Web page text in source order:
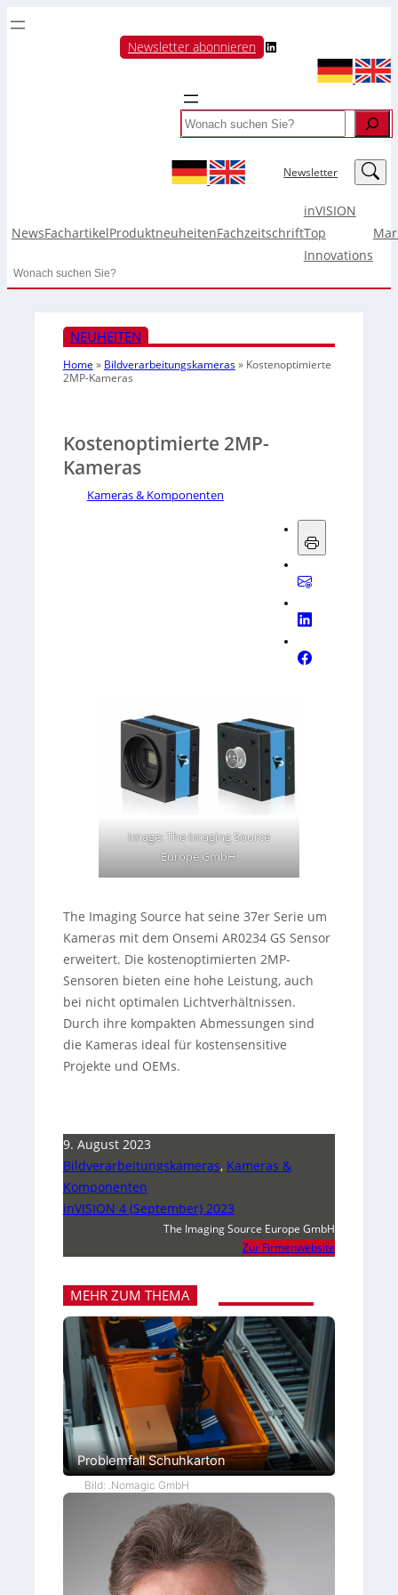
Newsletter abonnieren LinkedIn
Search
Newsletter LinkedIn
NewsFachartikelProduktneuheitenFachzeitschrift
inVISION
Top
Innovations
Search
NEUHEITEN
Home » Bildverarbeitungskameras» Kostenoptimierte
2MP-Kameras
Kostenoptimierte 2MP-
Kameras
Kameras & Komponenten
Image: The Imaging Source
Europe GmbH
The Imaging Source hat seine 37er Serie um
Kameras mit dem Onsemi AR0234 GS Sensor
erweitert. Die kostenoptimierten 2MP-
Sensoren bieten eine hohe Leistung, auch
bei nicht optimalen Lichtverhältnissen.
Durch ihre kompakten Abmessungen sind
die Kameras ideal für kostensensitive
Projekte und OEMs.
9. August 2023
Bildverarbeitungskameras, Kameras &
Komponenten
inVISION 4 (September) 2023
The Imaging Source Europe GmbH
Zur Firmenwebsite
MEHR ZUM THEMA
Problemfall Schuhkarton
Bild: .Nomagic GmbH